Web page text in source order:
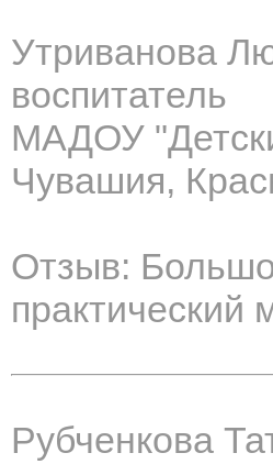
Утриванова
воспитатель
МАДОУ
Чувашия,
Отзыв:
практический
Рубченкова